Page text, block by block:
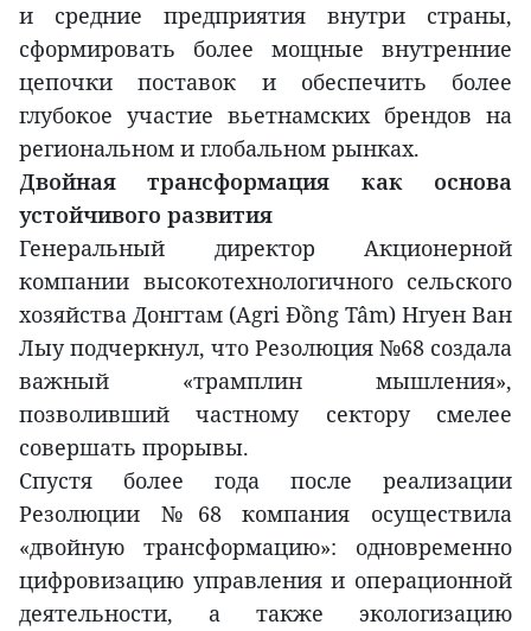
и средние предприятия внутри страны,
сформировать более мощные внутренние
цепочки поставок и обеспечить более
глубокое участие вьетнамских брендов на
региональном и глобальном рынках.
Двойная трансформация как основа
устойчивого развития
Генеральный директор Акционерной
компании высокотехнологичного сельского
хозяйства Донгтам (Agri Đồng Tâm) Нгуен Ван
Лыу подчеркнул, что Резолюция №68 создала
важный «трамплин мышления»,
позволивший частному сектору смелее
совершать прорывы.
Спустя более года после реализации
Резолюции №68 компания осуществила
«двойную трансформацию»: одновременно
цифровизацию управления и операционной
деятельности, а также экологизацию